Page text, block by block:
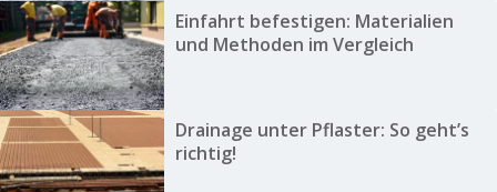
Einfahrt befestigen: Materialien
und Methoden im Vergleich
Drainage unter Pflaster: So geht’s
richtig!